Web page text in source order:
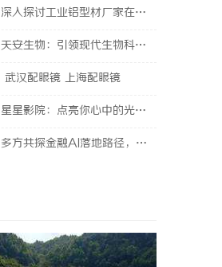
深入探讨工业铝型材厂家在现代制造业中的重要角色与发展趋势
天安生物：引领现代生物科技创新发展的先锋企业
武汉配眼镜 上海配眼镜
星星影院：点亮你心中的光影世界，畅享极致观影体验
多方共探金融AI落地路径，天创信用星图AI助力产业金融智能升级